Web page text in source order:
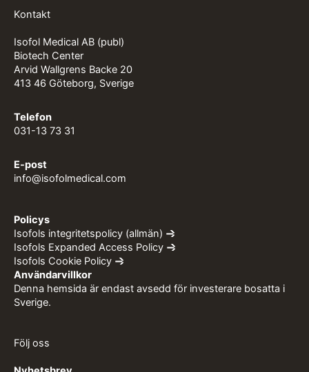
Kontakt
Isofol Medical AB (publ)
Biotech Center
Arvid Wallgrens Backe 20
413 46 Göteborg, Sverige
Telefon
031-13 73 31
E-post
info@isofolmedical.com
Policys
Isofols integritetspolicy (allmän)
Isofols Expanded Access Policy
Isofols Cookie Policy
Användarvillkor
Denna hemsida är endast avsedd för investerare bosatta i
Sverige.
Följ oss